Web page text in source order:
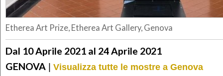
Etherea Art Prize, Etherea Art Gallery, Genova
Dal 10 Aprile 2021 al 24 Aprile 2021
GENOVA | Visualizza tutte le mostre a Genova